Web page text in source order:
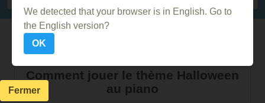
Comment jouer le thème Halloween
au piano
We detected that your browser is in English. Go to
the English version?
OK
Fermer